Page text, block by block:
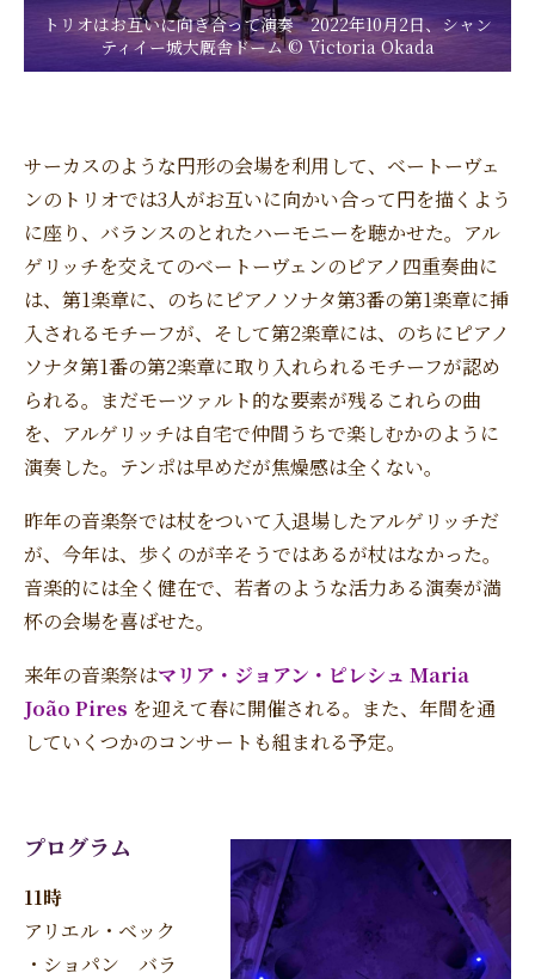
トリオはお互いに向き合って演奏 2022年10月2日、シャン
ティイー城大厩舎ドーム © Victoria Okada
サーカスのような円形の会場を利用して、ベートーヴェ
ンのトリオでは3人がお互いに向かい合って円を描くよう
に座り、バランスのとれたハーモニーを聴かせた。アル
ゲリッチを交えてのベートーヴェンのピアノ四重奏曲に
は、第1楽章に、のちにピアノソナタ第3番の第1楽章に挿
入されるモチーフが、そして第2楽章には、のちにピアノ
ソナタ第1番の第2楽章に取り入れられるモチーフが認め
られる。まだモーツァルト的な要素が残るこれらの曲
を、アルゲリッチは自宅で仲間うちで楽しむかのように
演奏した。テンポは早めだが焦燥感は全くない。
昨年の音楽祭では杖をついて入退場したアルゲリッチだ
が、今年は、歩くのが辛そうではあるが杖はなかった。
音楽的には全く健在で、若者のような活力ある演奏が満
杯の会場を喜ばせた。
来年の音楽祭はマリア・ジョアン・ピレシュ Maria
João Pires を迎えて春に開催される。また、年間を通
していくつかのコンサートも組まれる予定。
プログラム
11時
アリエル・ベック
・ショパン バラ